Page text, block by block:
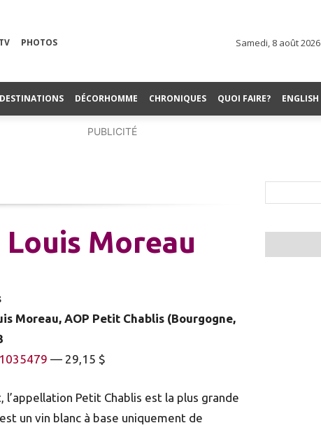
PHOTOS Samedi, 8 août 2026
DESTINATIONS DÉCORHOMME CHRONIQUES QUOI FAIRE? ENGLISH
PUBLICITÉ
Moreau
Moreau, AOP Petit Chablis (Bourgogne,
— 29,15 $
l’appellation Petit Chablis est la plus grande
un vin blanc à base uniquement de